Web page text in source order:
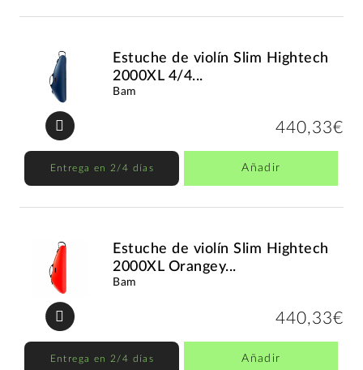
Estuche de violín Slim Hightech
2000XL 4/4...
Bam
440,33€
Entrega en 2/4 días Añadir
Estuche de violín Slim Hightech
2000XL Orangey...
Bam
440,33€
Entrega en 2/4 días Añadir